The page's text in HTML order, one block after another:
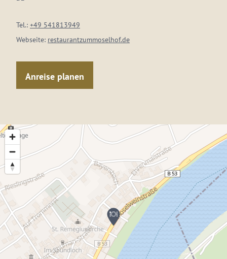
Tel.: +49 541813949
Webseite: restaurantzummoselhof.de
Anreise planen